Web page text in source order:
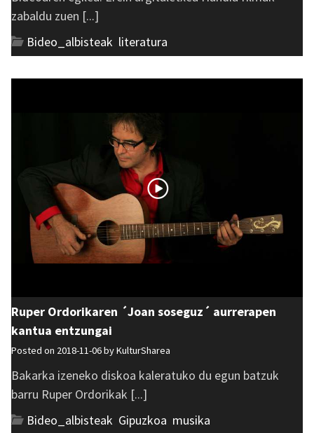
zabaldu zuen [...]
Bideo_albisteak literatura
Ruper Ordorikaren ´Joan soseguz´ aurrerapen
kantua entzungai
Posted on 2018-11-06 byKulturSharea
Bakarka izeneko diskoa kaleratuko du egun batzuk
barru Ruper Ordorikak [...]
Bideo_albisteak Gipuzkoa musika